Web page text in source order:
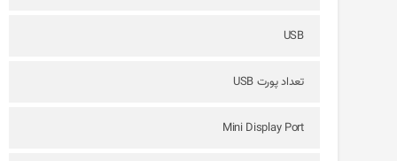
USB
تعداد پورت USB
Mini Display Port